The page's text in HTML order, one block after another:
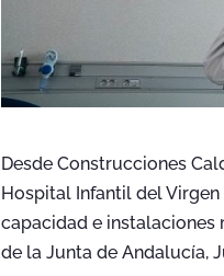
Desde Construcciones
Hospital Infantil del
capacidad e instalaciones
de la Junta de Andalucía,